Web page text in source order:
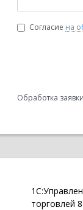
Согласие на
Обработка
торговлей 8